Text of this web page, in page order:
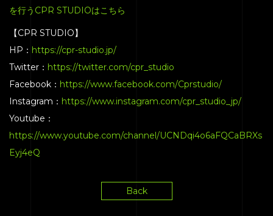
SERVICE
PRICE
BLOG
を行うCPR STUDIOはこちら
【CPR STUDIO】
HP： https://cpr-studio.jp/
Twitter： https://twitter.com/cpr_studio
Facebook： https://www.facebook.com/Cprstudio/
Instagram： https://www.instagram.com/cpr_studio_jp/
Youtube：
https://www.youtube.com/channel/UCNDqi4o6aFQCaBRXs
Eyj4eQ
Back